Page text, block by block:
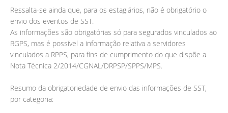
Ressalta-se ainda que, para os estagiários, não é obrigatório o
envio dos eventos de SST.
As informações são obrigatórias só para segurados vinculados ao
RGPS, mas é possível a informação relativa a servidores
vinculados a RPPS, para fins de cumprimento do que dispõe a
Nota Técnica 2/2014/CGNAL/DRPSP/SPPS/MPS.
Resumo da obrigatoriedade de envio das informações de SST,
por categoria: